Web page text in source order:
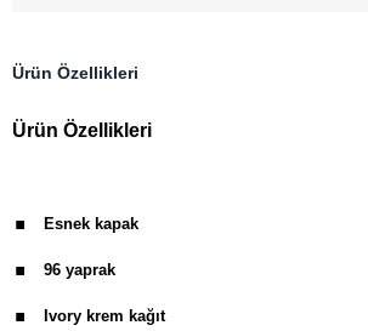
Ürün Özellikleri
Ürün Özellikleri
. Esnek kapak
. 96 yaprak
. Ivory krem kağıt